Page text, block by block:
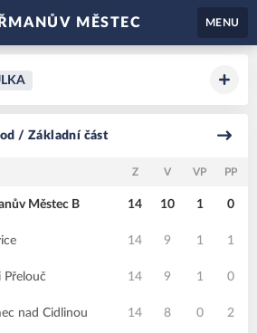
MĚSTEC MENU
/ Základní část
Z V VP PP
Městec B 14 10 1 0
14 9 1 1
Přelouč 14 9 1 0
nad Cidlinou 14 8 0 2